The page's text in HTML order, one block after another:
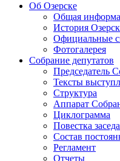
Об Озерске
Общая
История
Официальные
Фотогалерея
Собрание депутатов
Председатель
Тексты
Структура
Аппарат
Циклограмма
Повестка
Состав
Регламент
Отчеты